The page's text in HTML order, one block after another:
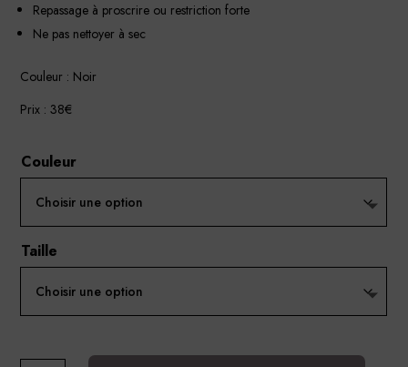
Repassage à proscrire ou restriction forte
Ne pas nettoyer à sec
Couleur : Noir
Prix : 38€
Couleur
Taille